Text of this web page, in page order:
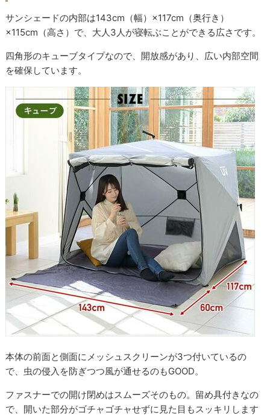
サンシェードの内部は143cm（幅）×117cm（奥行き）
×115cm（高さ）で、大人3人が寝転ぶことができる広さです。
四角形のキューブタイプなので、開放感があり、広い内部空間
を確保しています。
本体の前面と側面にメッシュスクリーンが3つ付いているの
で、虫の侵入を防ぎつつ風が通せるのもGOOD。
ファスナーでの開け閉めはスムーズそのもの。留め具付きなの
で、開いた部分がゴチャゴチャせずに見た目もスッキリします